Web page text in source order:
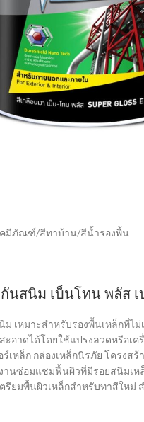
คมีภัณฑ์/สีทาบ้าน/สีน้ำรองพื้น
นสนิม เบ็นโทน พลัส
ม เหมาะสำหรับรองพื้นเหล็กที่ไ
ะอาดได้โดยใช้แปรงลวดหรือเค
ร์เหล็ก กล่องเหล็กนิรภัย โครงสร้
านซ่อมแซมฟื้นผิวที่มีรอยสนิมเห
รียมพื้นผิวเหล็กสำหรับทาสีใหม่